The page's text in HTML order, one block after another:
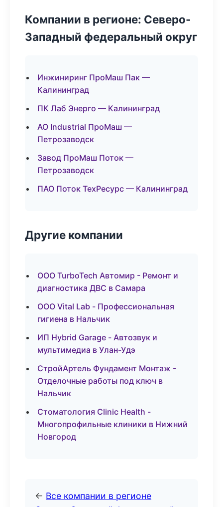
Компании в регионе: Северо-
Западный федеральный округ
Инжиниринг ПроМаш Пак —
Калининград
ПК Лаб Энерго — Калининград
АО Industrial ПроМаш —
Петрозаводск
Завод ПроМаш Поток —
Петрозаводск
ПАО Поток ТехРесурс — Калининград
Другие компании
ООО TurboTech Автомир - Ремонт и
диагностика ДВС в Самара
ООО Vital Lab - Профессиональная
гигиена в Нальчик
ИП Hybrid Garage - Автозвук и
мультимедиа в Улан-Удэ
СтройАртель Фундамент Монтаж -
Отделочные работы под ключ в
Нальчик
Стоматология Clinic Health -
Многопрофильные клиники в Нижний
Новгород
← Все компании в регионе